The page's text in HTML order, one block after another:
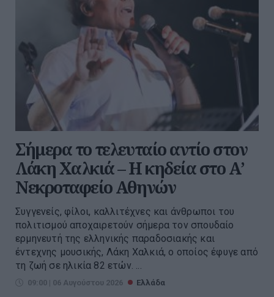
Σήμερα το τελευταίο αντίο στον
Λάκη Χαλκιά – Η κηδεία στο Α’
Νεκροταφείο Αθηνών
Συγγενείς, φίλοι, καλλιτέχνες και άνθρωποι του
πολιτισμού αποχαιρετούν σήμερα τον σπουδαίο
ερμηνευτή της ελληνικής παραδοσιακής και
έντεχνης μουσικής, Λάκη Χαλκιά, ο οποίος έφυγε από
τη ζωή σε ηλικία 82 ετών. ...
09:00 | 06 Αυγούστου 2026 Ελλάδα